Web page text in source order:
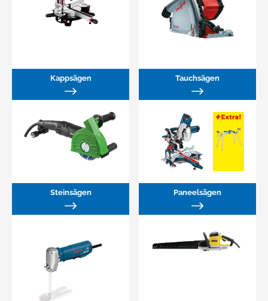
Kappsägen Tauchsägen
Steinsägen Paneelsägen